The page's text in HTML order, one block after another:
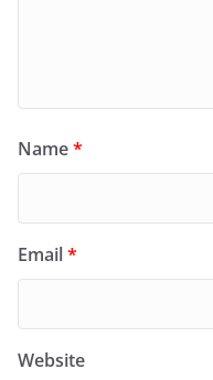
Name*
Email*
Website